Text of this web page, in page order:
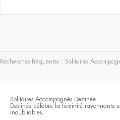
Recherches fréquentes : Solitaires
Solitaires Accompagnés Destinée
Destinée célèbre la féminité rayonnante
inoubliables.